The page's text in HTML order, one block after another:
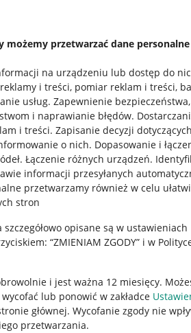
możemy przetwarzać dane
na urządzeniu lub dostęp do
i treści, pomiar reklam i treści,
usług. Zapewnienie bezpieczeństwa,
i naprawianie błędów.
i treści. Zapisanie decyzji dotyczących
o nich. Dopasowanie i
. Łączenie różnych urządzeń.
informacji przesyłanych
przetwarzamy również w celu
stron
opisane są w ustawieniach
“ZMIENIAM ZGODY” i w
i jest ważna 12 miesięcy.
lub ponowić w zakładce
głównej. Wycofanie zgody nie
przetwarzania.
Pobierz aplikację